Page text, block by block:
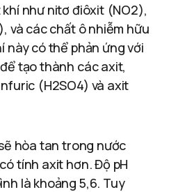
như nitơ điôxit (NO2),
và các chất ô nhiễm hữu
này có thể phản ứng với
tạo thành các axit,
(H2SO4) và axit
hòa tan trong nước
tính axit hơn. Độ pH
là khoảng 5,6. Tuy